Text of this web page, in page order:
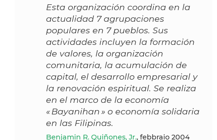
Esta organización coordina en la
actualidad 7 agrupaciones
populares en 7 pueblos. Sus
actividades incluyen la formación
de valores, la organización
comunitaria, la acumulación de
capital, el desarrollo empresarial y
la renovación espiritual. Se realiza
en el marco de la economía
« Bayanihan » o economía solidaria
en las Filipinas.
Benjamin R. Quiñones, Jr., febbraio 2004